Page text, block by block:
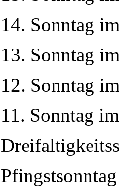
Sonntag
Sonntag
Sonntag
Sonntag